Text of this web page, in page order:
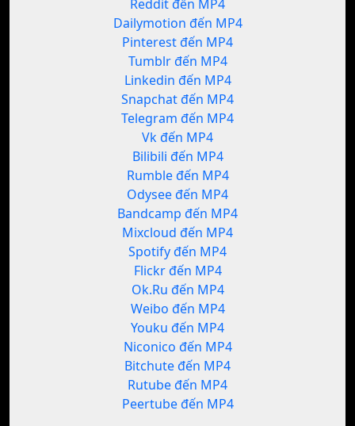
Reddit đến MP4
Dailymotion đến MP4
Pinterest đến MP4
Tumblr đến MP4
Linkedin đến MP4
Snapchat đến MP4
Telegram đến MP4
Vk đến MP4
Bilibili đến MP4
Rumble đến MP4
Odysee đến MP4
Bandcamp đến MP4
Mixcloud đến MP4
Spotify đến MP4
Flickr đến MP4
Ok.Ru đến MP4
Weibo đến MP4
Youku đến MP4
Niconico đến MP4
Bitchute đến MP4
Rutube đến MP4
Peertube đến MP4